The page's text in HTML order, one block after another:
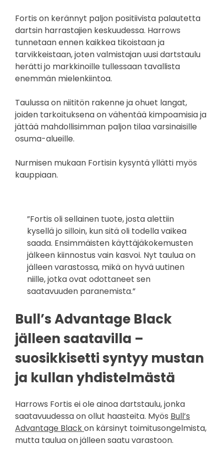
Fortis on kerännyt paljon positiivista palautetta
dartsin harrastajien keskuudessa. Harrows
tunnetaan ennen kaikkea tikoistaan ja
tarvikkeistaan, joten valmistajan uusi dartstaulu
herätti jo markkinoille tullessaan tavallista
enemmän mielenkiintoa.
Taulussa on niititön rakenne ja ohuet langat,
joiden tarkoituksena on vähentää kimpoamisia ja
jättää mahdollisimman paljon tilaa varsinaisille
osuma-alueille.
Nurmisen mukaan Fortisin kysyntä yllätti myös
kauppiaan.
”Fortis oli sellainen tuote, josta alettiin
kysellä jo silloin, kun sitä oli todella vaikea
saada. Ensimmäisten käyttäjäkokemusten
jälkeen kiinnostus vain kasvoi. Nyt taulua on
jälleen varastossa, mikä on hyvä uutinen
niille, jotka ovat odottaneet sen
saatavuuden paranemista.”
Bull’s Advantage Black
jälleen saatavilla –
suosikkisetti syntyy mustan
ja kullan yhdistelmästä
Harrows Fortis ei ole ainoa dartstaulu, jonka
saatavuudessa on ollut haasteita. Myös Bull’s
Advantage Blackon kärsinyt toimitusongelmista,
mutta taulua on jälleen saatu varastoon.